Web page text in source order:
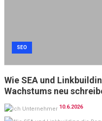
SEO
Wie SEA und
Wachstums neu
10.6.2026